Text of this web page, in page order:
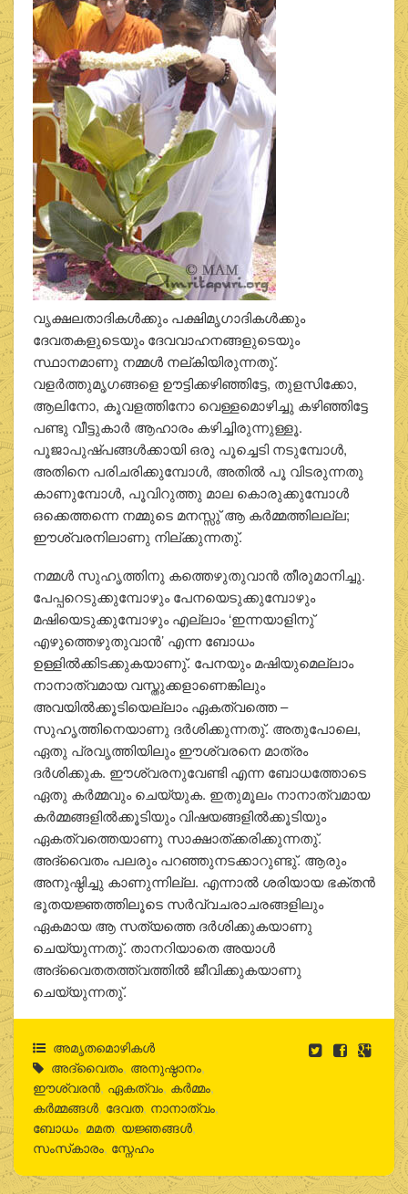
വൃക്ഷലതാദികള്‍ക്കും പക്ഷിമൃഗാദികള്‍ക്കും
ദേവതകളുടെയും ദേവവാഹനങ്ങളുടെയും
സ്ഥാനമാണു നമ്മള്‍ നല്കിയിരുന്നതു്.
വളര്‍ത്തുമൃഗങ്ങളെ ഊട്ടിക്കഴിഞ്ഞിട്ടേ, തുളസിക്കോ,
ആലിനോ, കൂവളത്തിനോ വെള്ളമൊഴിച്ചു കഴിഞ്ഞിട്ടേ
പണ്ടു വീട്ടുകാര്‍ ആഹാരം കഴിച്ചിരുന്നുള്ളൂ.
പൂജാപുഷ്പങ്ങള്‍ക്കായി ഒരു പൂച്ചെടി നടുമ്പോള്‍,
അതിനെ പരിചരിക്കുമ്പോള്‍, അതില്‍ പൂ വിടരുന്നതു
കാണുമ്പോള്‍, പൂവിറുത്തു മാല കൊരുക്കുമ്പോള്‍
ഒക്കെത്തന്നെ നമ്മുടെ മനസ്സു് ആ കര്‍മ്മത്തിലല്ല;
ഈശ്വരനിലാണു നില്ക്കുന്നതു്.
നമ്മള്‍ സുഹൃത്തിനു കത്തെഴുതുവാന്‍ തീരുമാനിച്ചു.
പേപ്പറെടുക്കുമ്പോഴും പേനയെടുക്കുമ്പോഴും
മഷിയെടുക്കുമ്പോഴും എല്ലാം ‘ഇന്നയാളിനു്
എഴുത്തെഴുതുവാന്‍’ എന്ന ബോധം
ഉള്ളില്‍ക്കിടക്കുകയാണു്. പേനയും മഷിയുമെല്ലാം
നാനാത്വമായ വസ്തുക്കളാണെങ്കിലും
അവയില്‍ക്കൂടിയെല്ലാം ഏകത്വത്തെ –
സുഹൃത്തിനെയാണു ദര്‍ശിക്കുന്നതു്. അതുപോലെ,
ഏതു പ്രവൃത്തിയിലും ഈശ്വരനെ മാത്രം
ദര്‍ശിക്കുക. ഈശ്വരനുവേണ്ടി എന്ന ബോധത്തോടെ
ഏതു കര്‍മ്മവും ചെയ്യുക. ഇതുമൂലം നാനാത്വമായ
കര്‍മ്മങ്ങളില്‍ക്കൂടിയും വിഷയങ്ങളില്‍ക്കൂടിയും
ഏകത്വത്തെയാണു സാക്ഷാത്ക്കരിക്കുന്നതു്.
അദ്വൈതം പലരും പറഞ്ഞുനടക്കാറുണ്ടു്. ആരും
അനുഷ്ഠിച്ചു കാണുന്നില്ല. എന്നാല്‍ ശരിയായ ഭക്തന്‍
ഭൂതയജ്ഞത്തിലൂടെ സര്‍വ്വചരാചരങ്ങളിലും
ഏകമായ ആ സത്യത്തെ ദര്‍ശിക്കുകയാണു
ചെയ്യുന്നതു്. താനറിയാതെ അയാള്‍
അദ്വൈതതത്ത്വത്തില്‍ ജീവിക്കുകയാണു
ചെയ്യുന്നതു്.
അമൃതമൊഴികള്‍
അദ്വൈതം, അനുഷ്ഠാനം,
ഈശ്വരന്‍, ഏകത്വം, കര്‍മ്മം,
കര്‍മ്മങ്ങള്‍, ദേവത, നാനാത്വം,
ബോധം, മമത, യജ്ഞങ്ങൾ,
സംസ്‌കാരം, സ്നേഹം